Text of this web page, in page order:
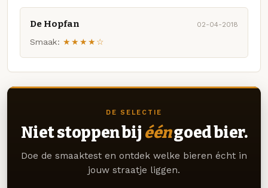
De Hopfan 02-04-2018
Smaak: ★★★★☆
DE SELECTIE
Niet stoppen bij ééngoed bier.
Doe de smaaktest en ontdek welke bieren écht in
jouw straatje liggen.